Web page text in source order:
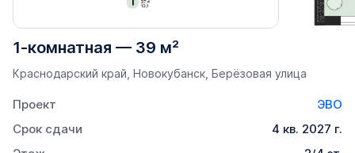
1-комнатная — 39 м²
Краснодарский край, Новокубанск, Берёзовая улица
Проект
ЭВО
Срок сдачи
4 кв. 2027 г.